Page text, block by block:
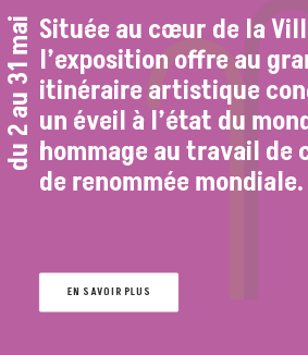
du 2 au 31 mai Située au cœur de la
l’exposition offre au
itinéraire artistique
un éveil à l’état du
hommage au travail
de renommée mondiale.
EN SAVOIR PLUS